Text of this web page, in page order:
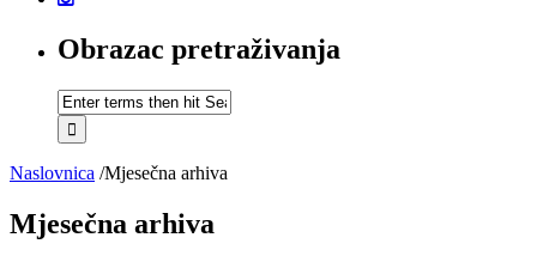
Obrazac pretraživanja
Naslovnica /Mjesečna arhiva
Mjesečna arhiva